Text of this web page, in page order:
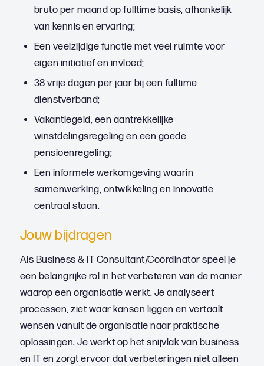
bruto per maand op fulltime basis, afhankelijk
van kennis en ervaring;
Een veelzijdige functie met veel ruimte voor
eigen initiatief en invloed;
38 vrije dagen per jaar bij een fulltime
dienstverband;
Vakantiegeld, een aantrekkelijke
winstdelingsregeling en een goede
pensioenregeling;
Een informele werkomgeving waarin
samenwerking, ontwikkeling en innovatie
centraal staan.
Jouw bijdragen
Als Business & IT Consultant/Coördinator speel je
een belangrijke rol in het verbeteren van de manier
waarop een organisatie werkt. Je analyseert
processen, ziet waar kansen liggen en vertaalt
wensen vanuit de organisatie naar praktische
oplossingen. Je werkt op het snijvlak van business
en IT en zorgt ervoor dat verbeteringen niet alleen